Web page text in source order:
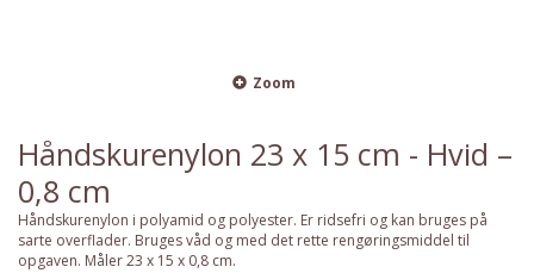
Zoom
Håndskurenylon 23 x 15 cm - Hvid –
0,8 cm
Håndskurenylon i polyamid og polyester. Er ridsefri og kan bruges på
sarte overflader. Bruges våd og med det rette rengøringsmiddel til
opgaven. Måler 23 x 15 x 0,8 cm.